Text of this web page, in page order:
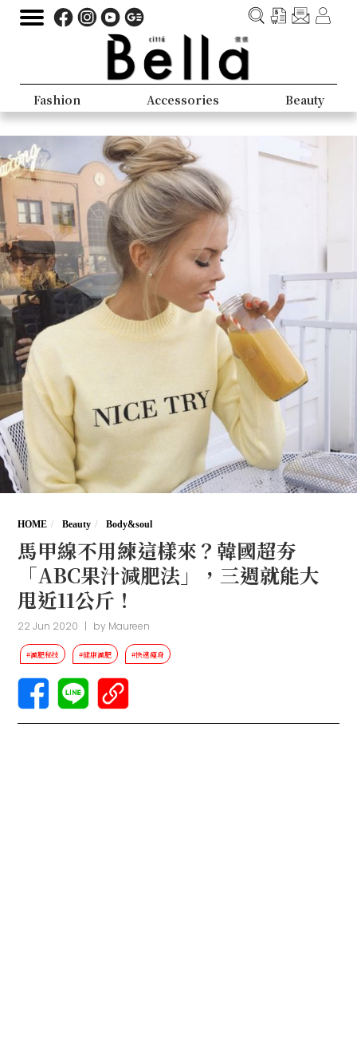
Fashion Accessories Beauty
HOME Beauty Body&soul
馬甲線不用練這樣來？韓國超夯
「ABC果汁減肥法」，三週就能大
甩近11公斤！
22 Jun 2020 | by Maureen
#減肥秘技 #健康減肥 #快速瘦身